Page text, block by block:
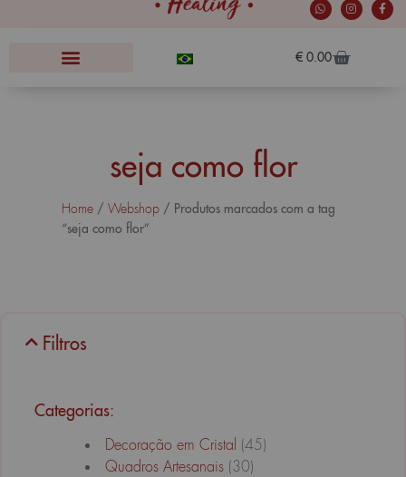
€ 0.00
seja como flor
Home / Webshop / Produtos marcados com a tag
“seja como flor”
Filtros
Categorias:
Decoração em Cristal (45)
Quadros Artesanais (30)